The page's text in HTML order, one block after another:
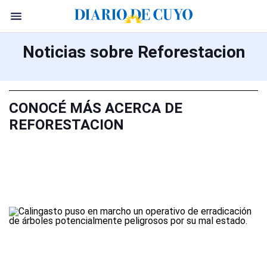
Noticias sobre Reforestacion
CONOCÉ MÁS ACERCA DE
REFORESTACION